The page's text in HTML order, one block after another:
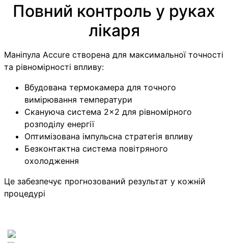
Повний контроль у руках
лікаря
Маніпула Accure створена для максимальної точності
та рівномірності впливу:
Вбудована термокамера для точного
вимірювання температури
Скануюча система 2×2 для рівномірного
розподілу енергії
Оптимізована імпульсна стратегія впливу
Безконтактна система повітряного
охолодження
Це забезпечує прогнозований результат у кожній
процедурі